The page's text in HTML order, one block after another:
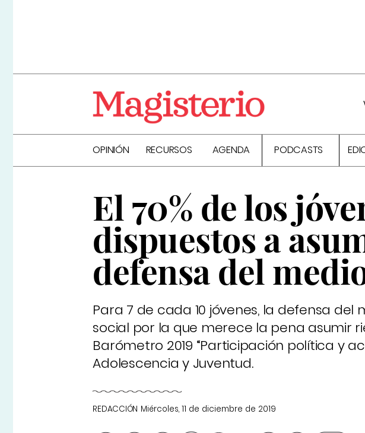
OPINIÓN RECURSOS AGENDA PODCASTS
El 70% de los
dispuestos a
defensa del
Para 7 de cada 10 jóvenes, la defensa
social por la que merece la pena asumir
Barómetro 2019 “Participación política y
Adolescencia y Juventud.
REDACCIÓN Miércoles, 11 de diciembre de 2019